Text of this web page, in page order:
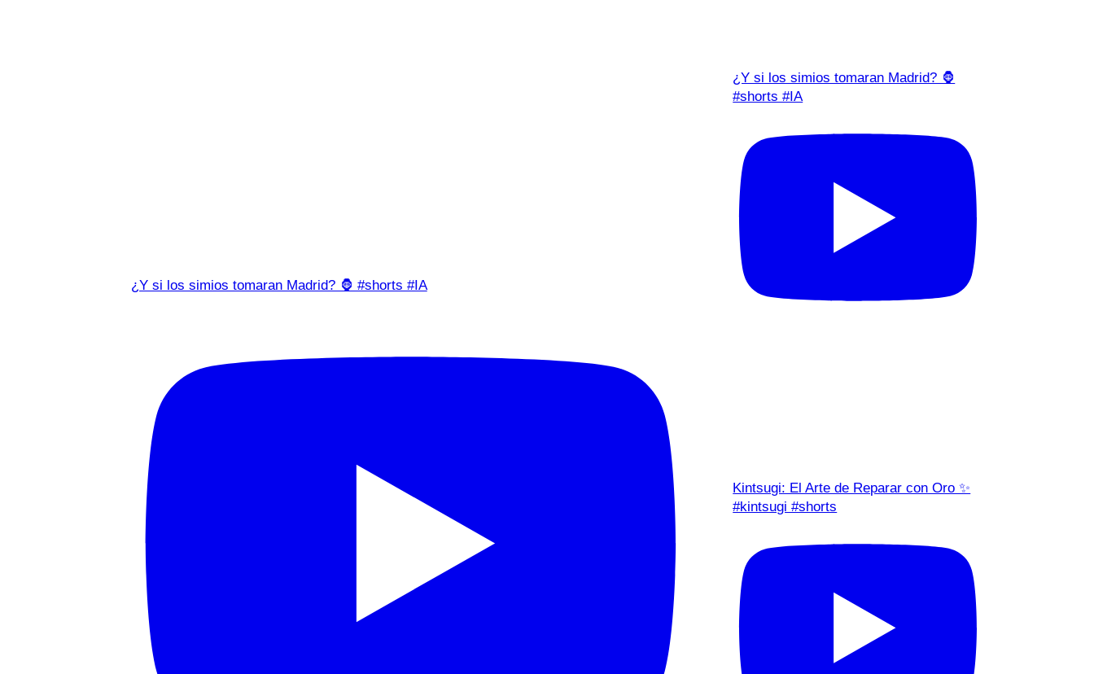
¿Y si los simios tomaran Madrid? 🦍 #shorts #IA
¿Y si los simios tomaran Madrid? 🦍
#shorts #IA
Kintsugi: El Arte de Reparar con Oro ✨
#kintsugi #shorts